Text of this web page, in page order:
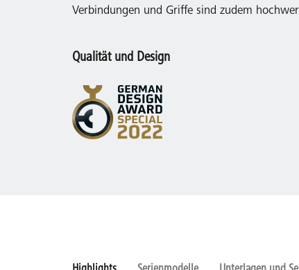
Verbindungen und Griffe sind zudem
Qualität und Design